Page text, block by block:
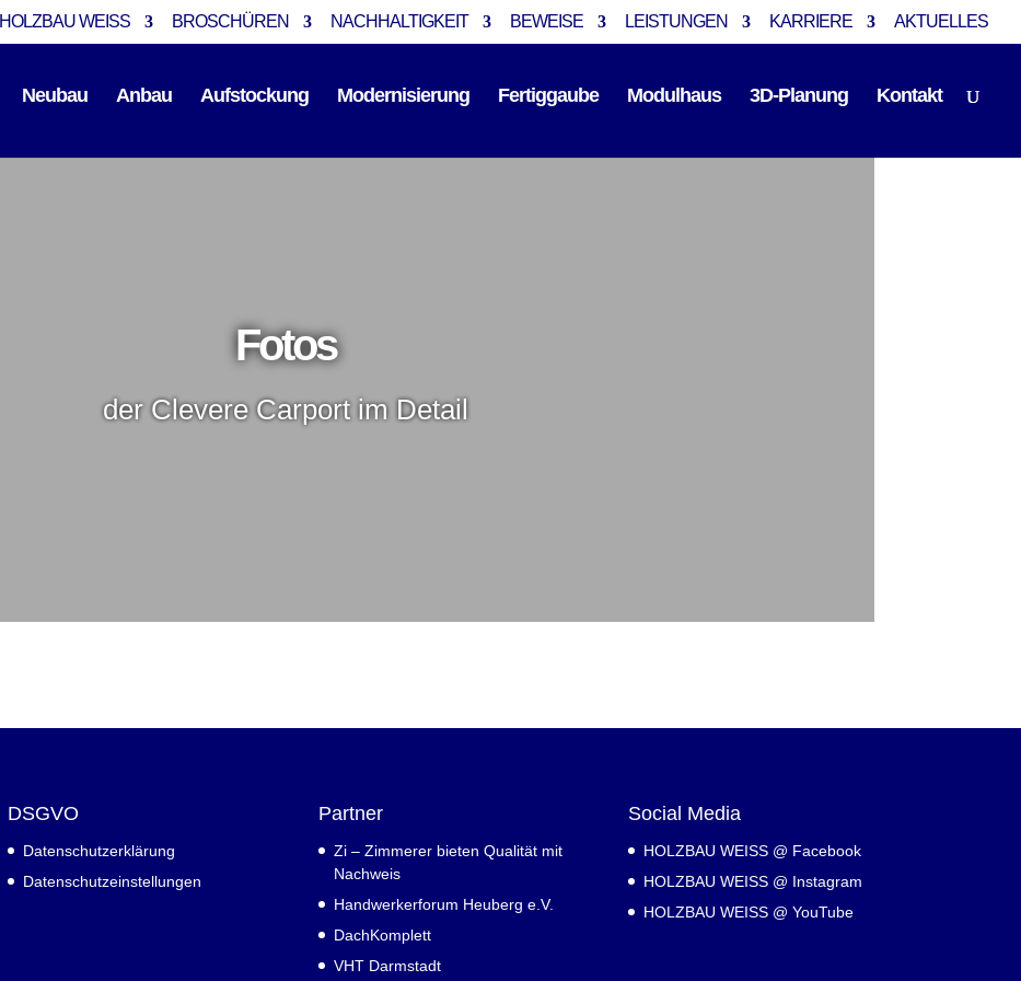
HOLZBAU WEISS BROSCHÜREN NACHHALTIGKEIT BEWEISE LEISTUNGEN KARRIERE AKTUELLES
Neubau Anbau Aufstockung Modernisierung Fertiggaube Modulhaus 3D-Planung Kontakt
Fotos
der Clevere Carport im Detail
DSGVO
Datenschutzerklärung
Datenschutzeinstellungen
Partner
Zi – Zimmerer bieten Qualität mit
Nachweis
Handwerkerforum Heuberg e.V.
DachKomplett
VHT Darmstadt
Social Media
HOLZBAU WEISS @ Facebook
HOLZBAU WEISS @ Instagram
HOLZBAU WEISS @ YouTube